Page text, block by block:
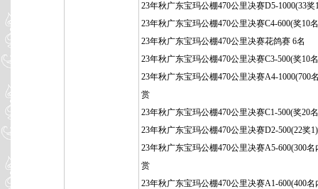
23年秋广东宝玛公棚470公里决赛D5-1000(33奖
23年秋广东宝玛公棚470公里决赛C4-600(奖10
23年秋广东宝玛公棚470公里决赛花鸽赛 6名
23年秋广东宝玛公棚470公里决赛C3-500(奖10
23年秋广东宝玛公棚470公里决赛A4-1000(700
赏
23年秋广东宝玛公棚470公里决赛C1-500(奖20
23年秋广东宝玛公棚470公里决赛D2-500(22奖
23年秋广东宝玛公棚470公里决赛A5-600(300名
赏
23年秋广东宝玛公棚470公里决赛A1-600(400名